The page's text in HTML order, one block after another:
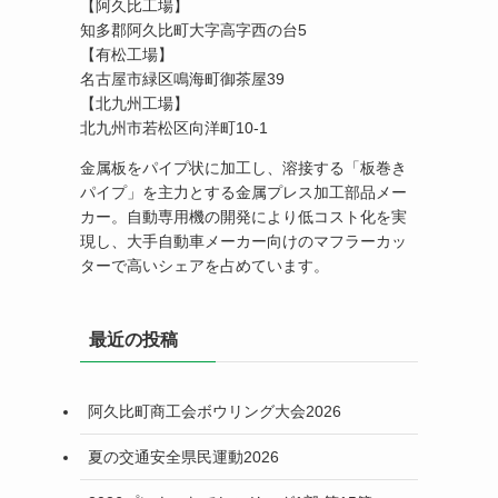
【阿久比工場】
知多郡阿久比町大字高字西の台5
【有松工場】
名古屋市緑区鳴海町御茶屋39
【北九州工場】
北九州市若松区向洋町10-1
金属板をパイプ状に加工し、溶接する「板巻き
パイプ」を主力とする金属プレス加工部品メー
カー。自動専用機の開発により低コスト化を実
現し、大手自動車メーカー向けのマフラーカッ
ターで高いシェアを占めています。
最近の投稿
阿久比町商工会ボウリング大会2026
夏の交通安全県民運動2026